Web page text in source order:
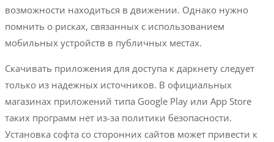
возможности находиться в движении. Однако нужно
помнить о рисках, связанных с использованием
мобильных устройств в публичных местах.
Скачивать приложения для доступа к даркнету следует
только из надежных источников. В официальных
магазинах приложений типа Google Play или App Store
таких программ нет из-за политики безопасности.
Установка софта со сторонних сайтов может привести к